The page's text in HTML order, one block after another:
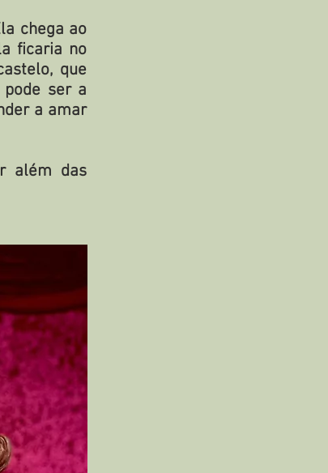
chega ao
ficaria no
que
ser a
a amar
além das